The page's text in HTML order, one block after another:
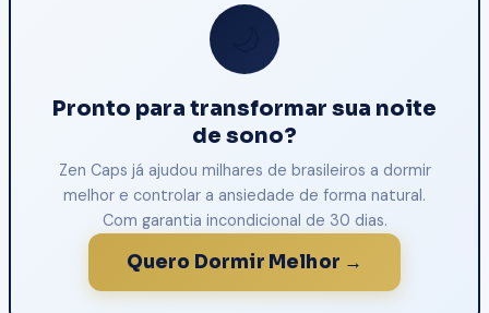
Pronto para transformar sua noite
de sono?
Zen Caps já ajudou milhares de brasileiros a dormir
melhor e controlar a ansiedade de forma natural.
Com garantia incondicional de 30 dias.
Quero Dormir Melhor →